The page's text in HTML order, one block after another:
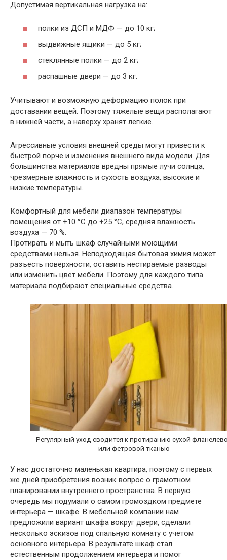
Допустимая вертикальная нагрузка на:
полки из ДСП и МДФ — до 10 кг;
выдвижные ящики — до 5 кг;
стеклянные полки — до 2 кг;
распашные двери — до 3 кг.
Учитывают и возможную деформацию полок при
доставании вещей. Поэтому тяжелые вещи располагают
в нижней части, а наверху хранят легкие.
Агрессивные условия внешней среды могут привести к
быстрой порче и изменения внешнего вида модели. Для
большинства материалов вредны прямые лучи солнца,
чрезмерные влажность и сухость воздуха, высокие и
низкие температуры.
Комфортный для мебели диапазон температуры
помещения от +10 °С до +25 °С, средняя влажность
воздуха — 70 %.
Протирать и мыть шкаф случайными моющими
средствами нельзя. Неподходящая бытовая химия может
разъесть поверхности, оставить нестираемые разводы
или изменить цвет мебели. Поэтому для каждого типа
материала подбирают специальные средства.
Регулярный уход сводится к протиранию сухой
или фетровой тканью
У нас достаточно маленькая квартира, поэтому с первых
же дней приобретения возник вопрос о грамотном
планировании внутреннего пространства. В первую
очередь мы подумали о самом громоздком предмете
интерьера — шкафе. В мебельной компании нам
предложили вариант шкафа вокруг двери, сделали
несколько эскизов под спальную комнату с учетом
основного интерьера. В результате шкаф стал
естественным продолжением интерьера и помог